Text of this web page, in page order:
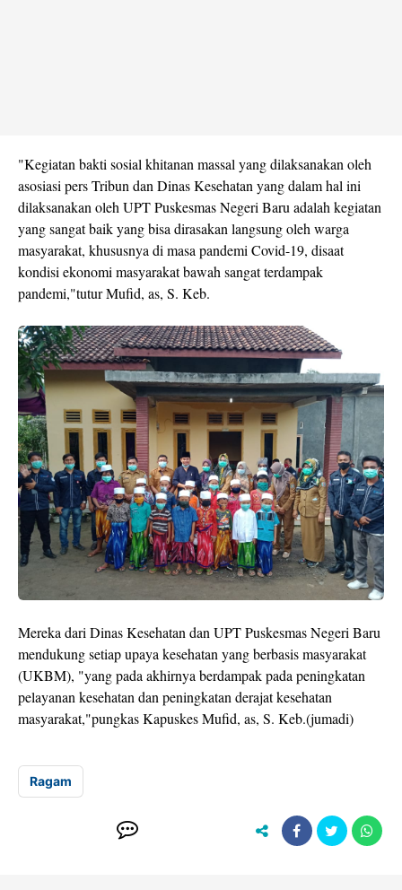
"Kegiatan bakti sosial khitanan massal yang dilaksanakan oleh
asosiasi pers Tribun dan Dinas Kesehatan yang dalam hal ini
dilaksanakan oleh UPT Puskesmas Negeri Baru adalah kegiatan
yang sangat baik yang bisa dirasakan langsung oleh warga
masyarakat, khususnya di masa pandemi Covid-19, disaat
kondisi ekonomi masyarakat bawah sangat terdampak
pandemi,"tutur Mufid, as, S. Keb.
Mereka dari Dinas Kesehatan dan UPT Puskesmas Negeri Baru
mendukung setiap upaya kesehatan yang berbasis masyarakat
(UKBM), "yang pada akhirnya berdampak pada peningkatan
pelayanan kesehatan dan peningkatan derajat kesehatan
masyarakat,"pungkas Kapuskes Mufid, as, S. Keb.(jumadi)
Ragam